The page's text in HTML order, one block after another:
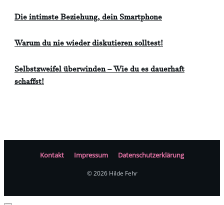
Die intimste Beziehung, dein Smartphone
Warum du nie wieder diskutieren solltest!
Selbstzweifel überwinden – Wie du es dauerhaft
schaffst!
Kontakt Impressum Datenschutzerklärung
©2026Hilde Fehr